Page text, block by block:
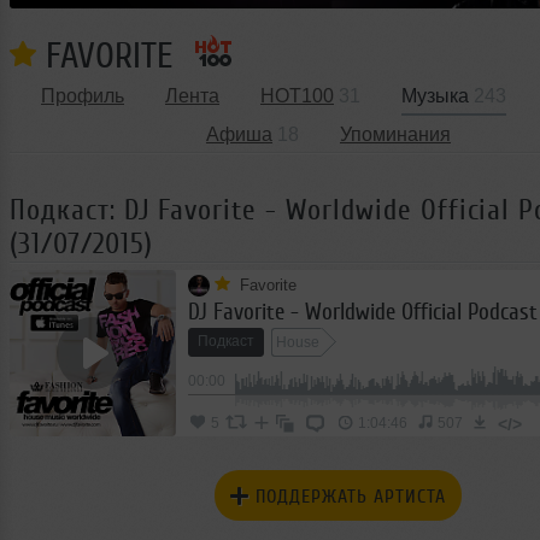
FAVORITE
Профиль Лента HOT100 Музыка
Афиша
Упоминания
Подкаст: DJ Favorite - Worldwide Official
(31/07/2015)
Favorite
Подкаст House
5 1:04:46 507 </>
ПОДДЕРЖАТЬ АРТИСТА